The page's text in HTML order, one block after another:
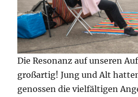
Die Resonanz auf unseren
großartig! Jung und Alt
genossen die vielfältigen